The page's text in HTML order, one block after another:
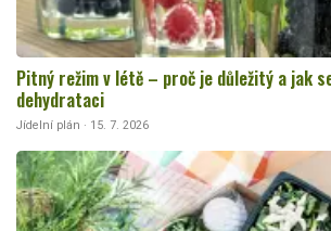
Pitný režim v létě – proč je důležitý a jak
dehydrataci
Jídelní plán · 15. 7. 2026